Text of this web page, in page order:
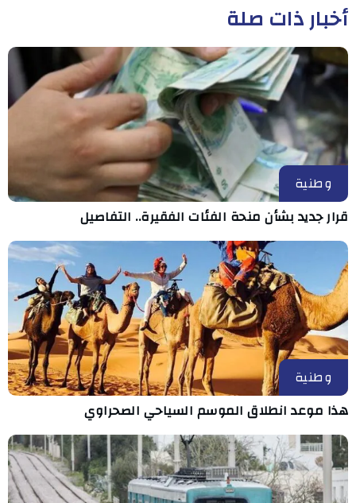
أخبار ذات صلة
وطنية
قرار جديد بشأن منحة الفئات الفقيرة.. التفاصيل
وطنية
هذا موعد انطلاق الموسم السياحي الصحراوي